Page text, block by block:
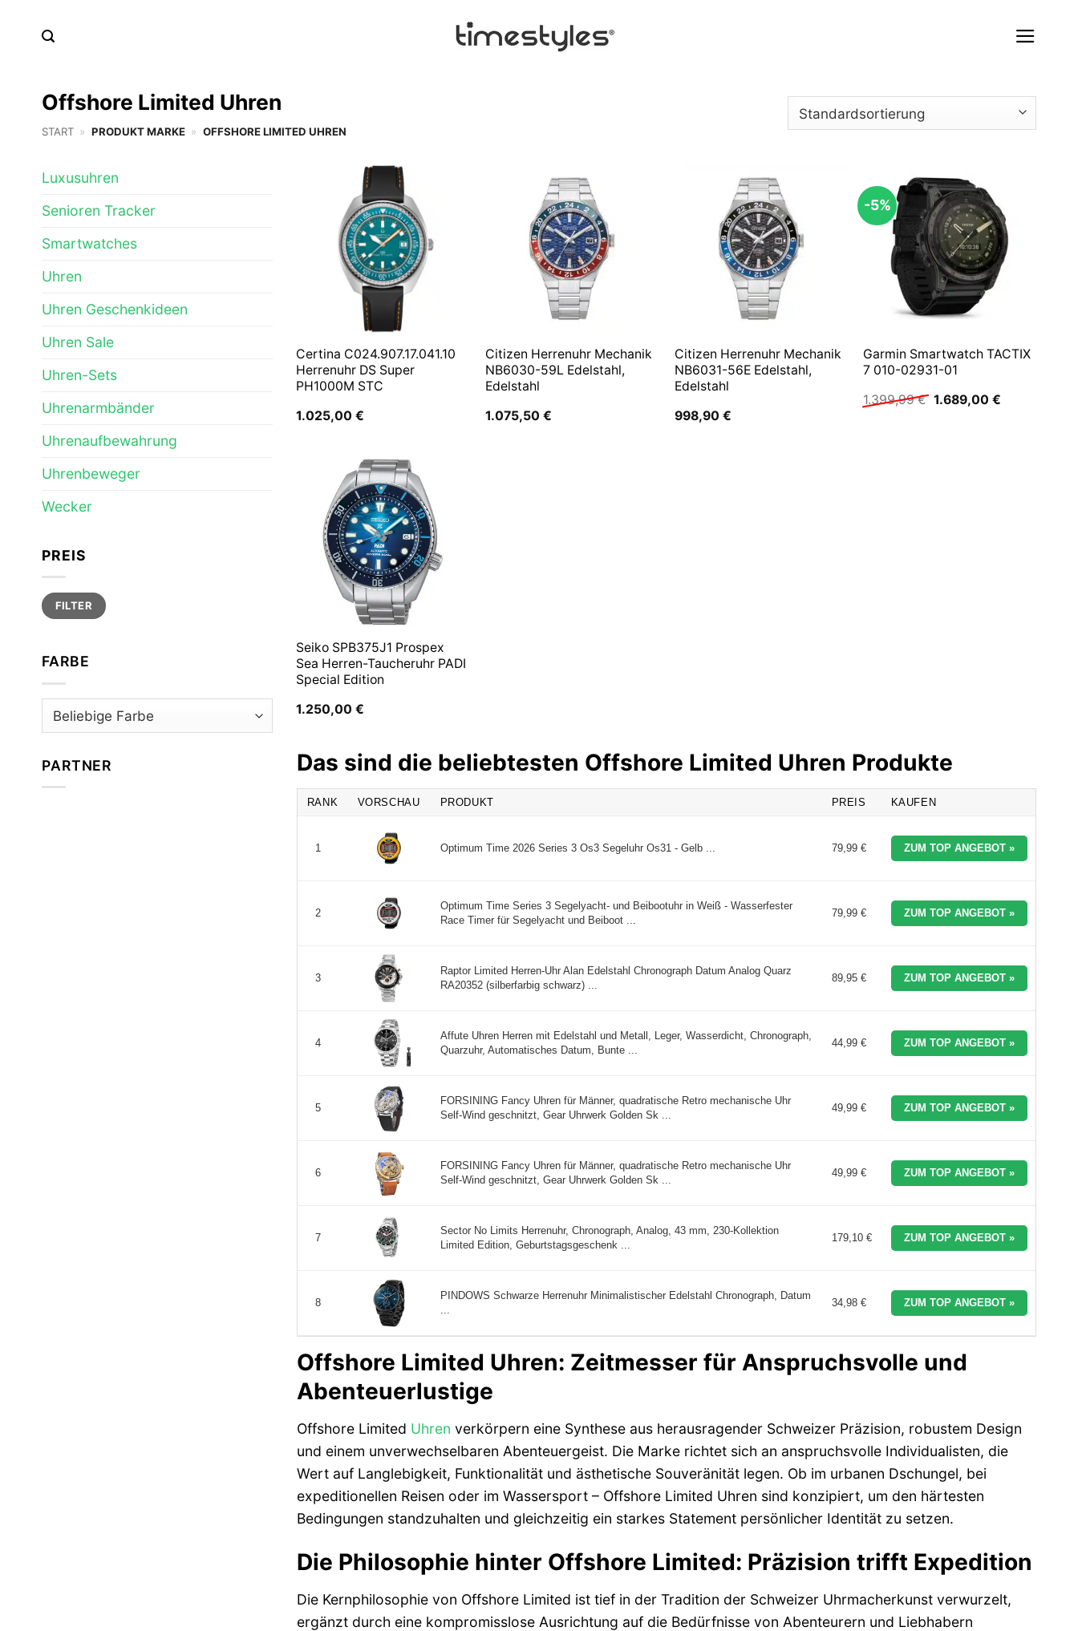
Offshore Limited Uhren
START » PRODUKT MARKE » OFFSHORE LIMITED UHREN
Luxusuhren
Senioren Tracker
Smartwatches
Uhren
Uhren Geschenkideen
Uhren Sale
Uhren-Sets
Uhrenarmbänder
Uhrenaufbewahrung
Uhrenbeweger
Wecker
PREIS
Min.
Preis
Max.
PreisFILTER
FARBE
PARTNER
Certina C024.907.17.041.10
Herrenuhr DS Super
PH1000M STC
1.025,00€
Citizen Herrenuhr Mechanik
NB6030-59L Edelstahl,
Edelstahl
1.075,50 €
Citizen Herrenuhr Mechanik
NB6031-56E Edelstahl,
Edelstahl
998,90 €
-5%
Garmin Smartwatch TACTIX
7 010-02931-01
1.399,99€ Ursprünglicher
1.689,00 €Aktueller
Seiko SPB375J1 Prospex
Sea Herren-Taucheruhr PADI
Special Edition
1.250,00€
Das sind die beliebtesten Offshore Limited Uhren Produkte
RANK VORSCHAU PRODUKT PREIS KAUFEN
1 Optimum Time 2026 Series 3 Os3 Segeluhr Os31 - Gelb ... 79,99 € ZUM TOP ANGEBOT »
2
Optimum Time Series 3 Segelyacht- und Beibootuhr in Weiß - Wasserfester
Race Timer für Segelyacht und Beiboot ...
79,99 € ZUM TOP ANGEBOT »
3
Raptor Limited Herren-Uhr Alan Edelstahl Chronograph Datum Analog Quarz
RA20352 (silberfarbig schwarz) ...
89,95 € ZUM TOP ANGEBOT »
4
Affute Uhren Herren mit Edelstahl und Metall, Leger, Wasserdicht, Chronograph,
Quarzuhr, Automatisches Datum, Bunte ...
44,99 € ZUM TOP ANGEBOT »
5
FORSINING Fancy Uhren für Männer, quadratische Retro mechanische Uhr
Self-Wind geschnitzt, Gear Uhrwerk Golden Sk ...
49,99 € ZUM TOP ANGEBOT »
6
FORSINING Fancy Uhren für Männer, quadratische Retro mechanische Uhr
Self-Wind geschnitzt, Gear Uhrwerk Golden Sk ...
49,99 € ZUM TOP ANGEBOT »
7
Sector No Limits Herrenuhr, Chronograph, Analog, 43 mm, 230-Kollektion
Limited Edition, Geburtstagsgeschenk ...
179,10 € ZUM TOP ANGEBOT »
8
PINDOWS Schwarze Herrenuhr Minimalistischer Edelstahl Chronograph, Datum
...
34,98 € ZUM TOP ANGEBOT »
Offshore Limited Uhren: Zeitmesser für Anspruchsvolle und
Abenteuerlustige
Offshore Limited Uhren verkörpern eine Synthese aus herausragender Schweizer Präzision, robustem Design
und einem unverwechselbaren Abenteuergeist. Die Marke richtet sich an anspruchsvolle Individualisten, die
Wert auf Langlebigkeit, Funktionalität und ästhetische Souveränität legen. Ob im urbanen Dschungel, bei
expeditionellen Reisen oder im Wassersport – Offshore Limited Uhren sind konzipiert, um den härtesten
Bedingungen standzuhalten und gleichzeitig ein starkes Statement persönlicher Identität zu setzen.
Die Philosophie hinter Offshore Limited: Präzision trifft Expedition
Die Kernphilosophie von Offshore Limited ist tief in der Tradition der Schweizer Uhrmacherkunst verwurzelt,
ergänzt durch eine kompromisslose Ausrichtung auf die Bedürfnisse von Abenteurern und Liebhabern